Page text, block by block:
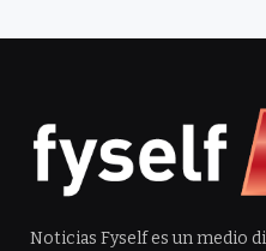
Noticias Fyself es un medio